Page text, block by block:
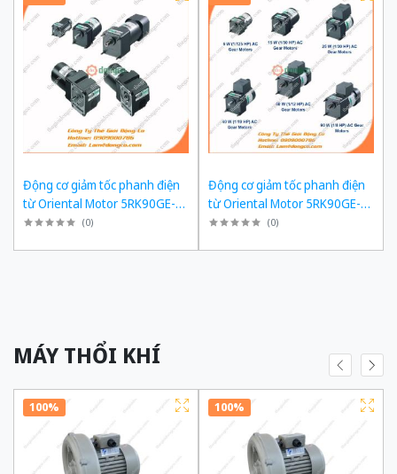
Động cơ giảm tốc phanh điện
từ Oriental Motor 5RK90GE-
SW2ML + 5GE180KF công suất
(0)
Động cơ giảm tốc phanh điện
từ Oriental Motor 5RK90GE-
SW2ML + 5GE150KF công suất
(0)
MÁY THỔI KHÍ
100% 100%